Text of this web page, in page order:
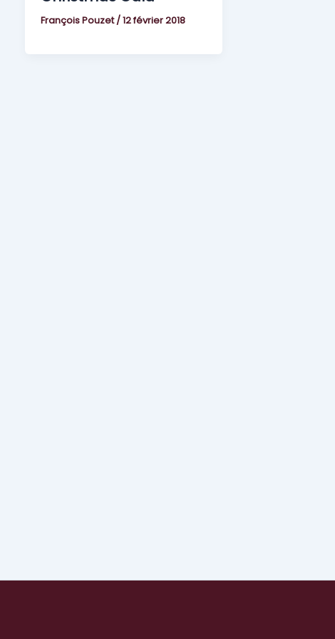
François Pouzet/12 février 2018